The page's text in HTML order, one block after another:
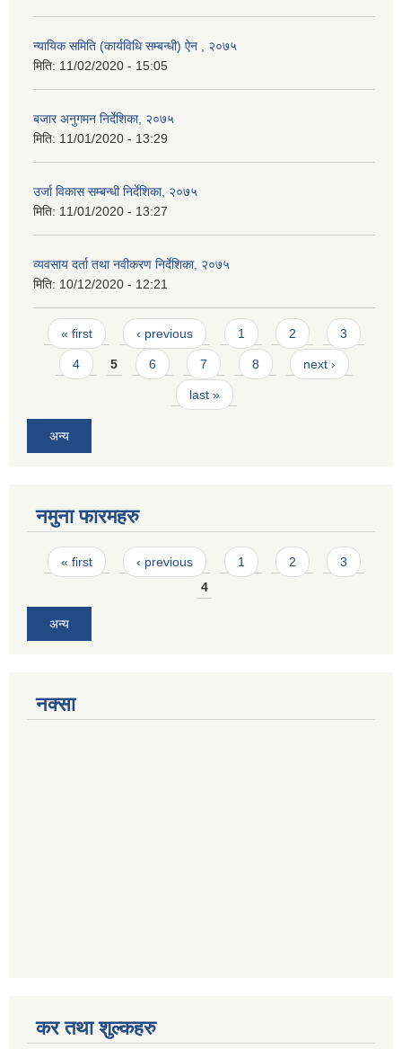
न्यायिक समिति (कार्यविधि सम्बन्धी) ऐन , २०७५
मिति: 11/02/2020 - 15:05
बजार अनुगमन निर्देशिका, २०७५
मिति: 11/01/2020 - 13:29
उर्जा विकास सम्बन्धी निर्देशिका, २०७५
मिति: 11/01/2020 - 13:27
व्यवसाय दर्ता तथा नवीकरण निर्देशिका, २०७५
मिति: 10/12/2020 - 12:21
Pages
« first ‹ previous 1 2 3
4 5 6 7 8 next ›
last »
अन्य
नमुना फारमहरु
Pages
« first ‹ previous 1 2
3
4
अन्य
नक्सा
कर तथा शुल्कहरु